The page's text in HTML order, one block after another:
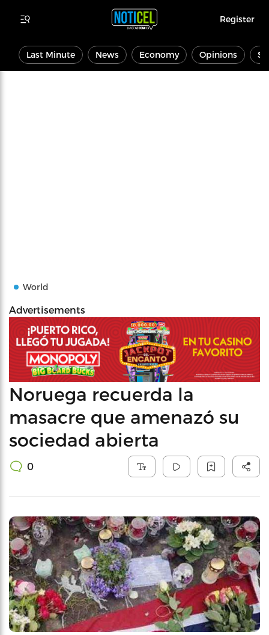
Register
Last Minute News Economy Opinions
World
Advertisements
Noruega recuerda la
masacre que amenazó su
sociedad abierta
0